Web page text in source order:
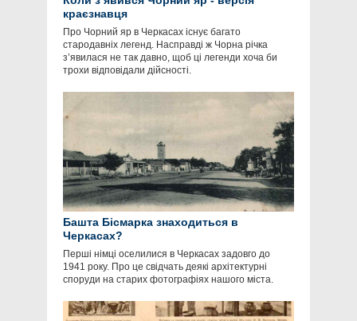
краєзнавця
Про Чорний яр в Черкасах існує багато
стародавніх легенд. Насправді ж Чорна річка
з’явилася не так давно, щоб ці легенди хоча би
трохи відповідали дійсності.
Башта Бісмарка знаходиться в
Черкасах?
Перші німці оселилися в Черкасах задовго до
1941 року. Про це свідчать деякі архітектурні
споруди на старих фотографіях нашого міста.